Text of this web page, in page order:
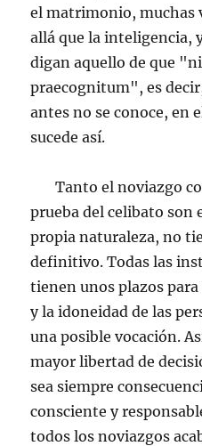
el matrimonio, muchas
allá que la inteligencia,
digan aquello de que
praecognitum", es
antes no se conoce, en
sucede así.
Tanto el noviazgo
prueba del celibato son
propia naturaleza, no
definitivo. Todas las
tienen unos plazos
y la idoneidad de las
una posible vocación.
mayor libertad de
sea siempre
consciente y
todos los noviazgos